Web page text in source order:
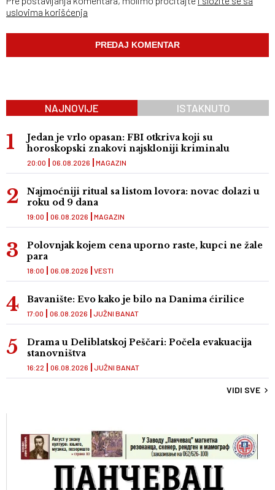
uslovima korišćenja
NAJNOVIJE ISTAKNUTO
Jedan je vrlo opasan: FBI otkriva koji su
horoskopski znakovi najskloniji kriminalu
MAGAZIN
20:00 06.08.2026
Najmoćniji ritual sa listom lovora: novac dolazi u
roku od 9 dana
MAGAZIN
19:00 06.08.2026
Polovnjak kojem cena uporno raste, kupci ne žale
para
VESTI
18:00 06.08.2026
Bavanište: Evo kako je bilo na Danima ćirilice
JUŽNI BANAT
17:00 06.08.2026
Drama u Deliblatskoj Peščari: Počela evakuacija
stanovništva
JUŽNI BANAT
16:22 06.08.2026
VIDI SVE